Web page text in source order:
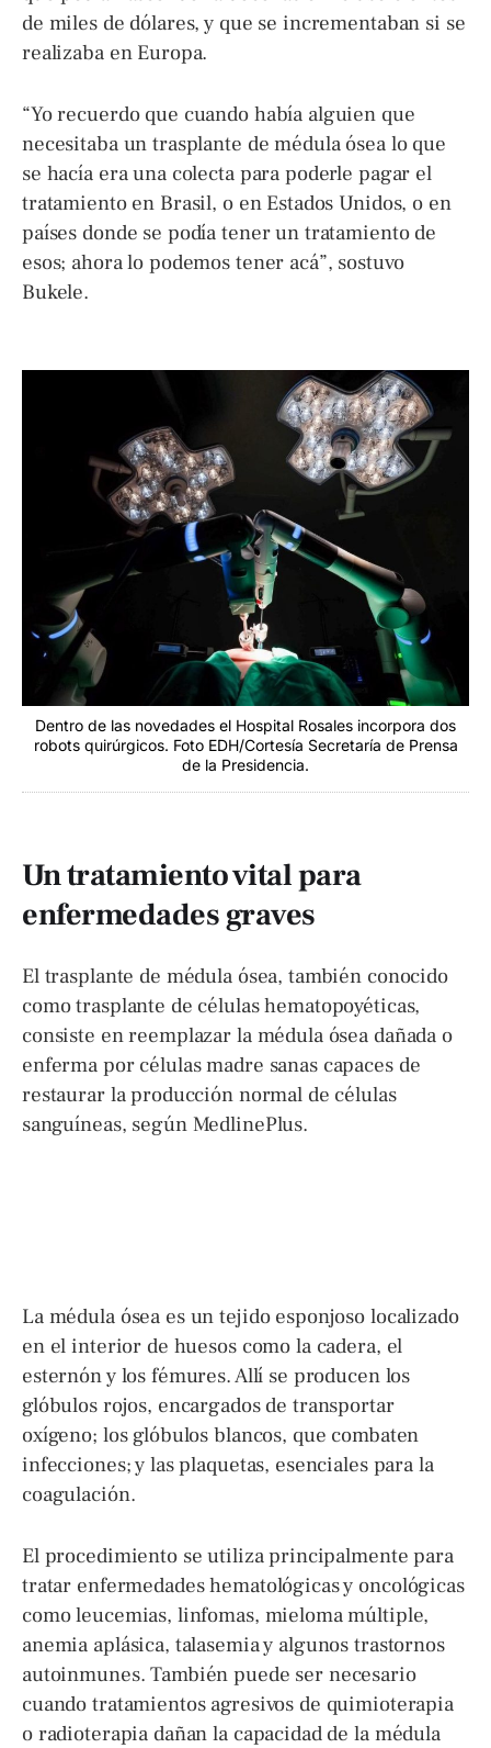
de miles de dólares, y que se incrementaban si se
realizaba en Europa.
“Yo recuerdo que cuando había alguien que
necesitaba un trasplante de médula ósea lo que
se hacía era una colecta para poderle pagar el
tratamiento en Brasil, o en Estados Unidos, o en
países donde se podía tener un tratamiento de
esos; ahora lo podemos tener acá”, sostuvo
Bukele.
Dentro de las novedades el Hospital Rosales incorpora dos
robots quirúrgicos. Foto EDH/Cortesía Secretaría de Prensa
de la Presidencia.
Un tratamiento vital para
enfermedades graves
El trasplante de médula ósea, también conocido
como trasplante de células hematopoyéticas,
consiste en reemplazar la médula ósea dañada o
enferma por células madre sanas capaces de
restaurar la producción normal de células
sanguíneas, según MedlinePlus.
La médula ósea es un tejido esponjoso localizado
en el interior de huesos como la cadera, el
esternón y los fémures. Allí se producen los
glóbulos rojos, encargados de transportar
oxígeno; los glóbulos blancos, que combaten
infecciones; y las plaquetas, esenciales para la
coagulación.
El procedimiento se utiliza principalmente para
tratar enfermedades hematológicas y oncológicas
como leucemias, linfomas, mieloma múltiple,
anemia aplásica, talasemia y algunos trastornos
autoinmunes. También puede ser necesario
cuando tratamientos agresivos de quimioterapia
o radioterapia dañan la capacidad de la médula